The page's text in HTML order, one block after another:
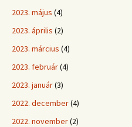
2023. május (4)
2023. április (2)
2023. március (4)
2023. február(4)
2023. január(3)
2022. december(4)
2022. november(2)